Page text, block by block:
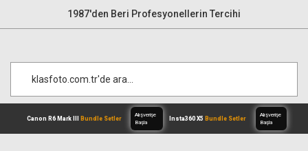
1987'den Beri Profesyonellerin Tercihi